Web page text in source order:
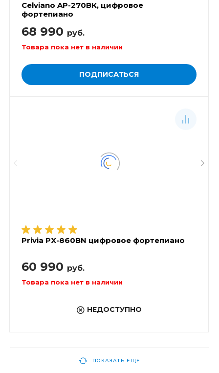
Celviano AP-270ВК, цифровое
фортепиано
68 990 руб.
Товара пока нет в наличии
ПОДПИСАТЬСЯ
Privia PX-860BN цифровое фортепиано
60 990 руб.
Товара пока нет в наличии
НЕДОСТУПНО
ПОКАЗАТЬ ЕЩЕ